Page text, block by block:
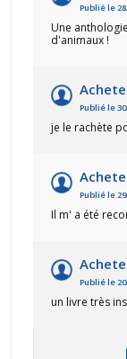
Publié le
Une
d'animaux !
Publié le
je le rachète
Publié le
Il m' a été
Publié le
un livre très